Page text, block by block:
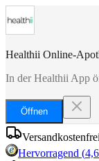
Healthii Online-
In der Healthii App
Öffnen
Hervorragend (